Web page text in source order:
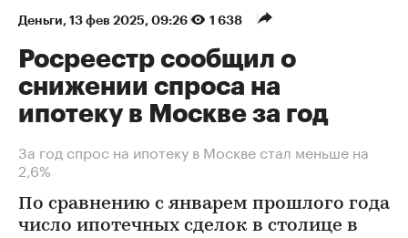
Деньги⁠, 13 фев 2025, 09:26 1 638
Росреестр сообщил о
снижении спроса на
ипотеку в Москве за год
За год спрос на ипотеку в Москве стал меньше на
2,6%
По сравнению с январем прошлого года
число ипотечных сделок в столице в